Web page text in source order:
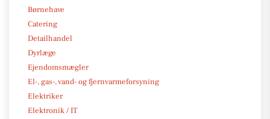
Børnehave
Catering
Detailhandel
Dyrlæge
Ejendomsmægler
El-, gas-, vand- og fjernvarmeforsyning
Elektriker
Elektronik / IT